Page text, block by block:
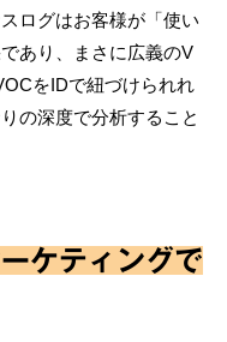
ログはお客様が「使い
あり、まさに広義のV
をIDで紐づけられれ
の深度で分析すること
ケティングで